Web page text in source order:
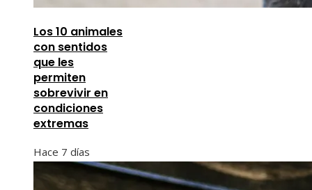
Los 10 animales
con sentidos
que les
permiten
sobrevivir en
condiciones
extremas
Hace 7 días